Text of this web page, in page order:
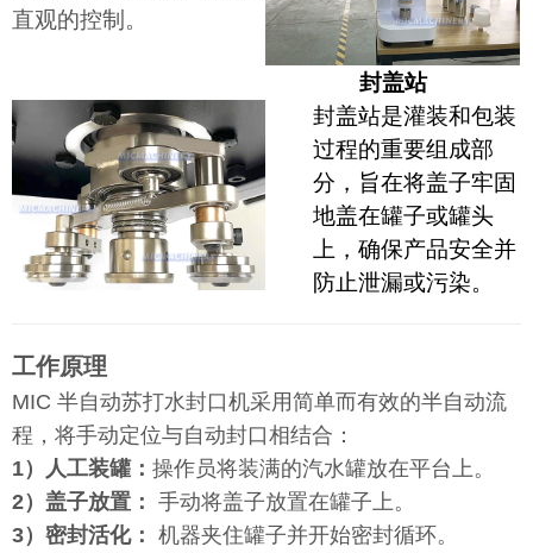
直观的控制。
封盖站
封盖站是灌装和包装
过程的重要组成部
分，旨在将盖子牢固
地盖在罐子或罐头
上，确保产品安全并
防止泄漏或污染。
工作原理
MIC 半自动苏打水封口机采用简单而有效的半自动流
程，将手动定位与自动封口相结合：
1）人工装罐： 操作员将装满的汽水罐放在平台上。
2）盖子放置： 手动将盖子放置在罐子上。
3）密封活化： 机器夹住罐子并开始密封循环。